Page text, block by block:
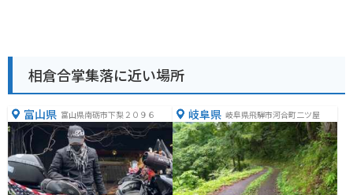
相倉合掌集落に近い場所
富山県 富山県南砺市下梨２０９６ 岐阜県 岐阜県飛騨市河合町二ツ屋